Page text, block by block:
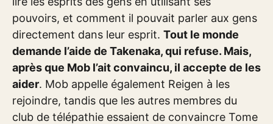
pouvoirs, et comment il pouvait parler aux gens
directement dans leur esprit. Tout le monde
demande l’aide de Takenaka, qui refuse. Mais,
après que Mob l’ait convaincu, il accepte de les
aider. Mob appelle également Reigen à les
rejoindre, tandis que les autres membres du
club de télépathie essaient de convaincre Tome